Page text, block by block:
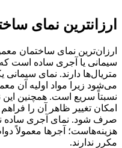
ارزانترین نمای
ارزان‌ترین نمای ساختمان
سیمانی یا آجری ساده است
متریال‌ها دارند. نمای
می‌شود زیرا مواد اولیه آن
نسبتاً سریع است. همچنین این
امکان تغییر ظاهر آن را
صرف شود. نمای آجری ساده
هزینه‌هاست؛ آجرها معمولاً
مکرر ندارند.